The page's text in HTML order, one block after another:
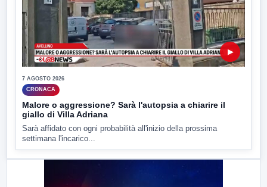
▶
7 AGOSTO 2026
CRONACA
Malore o aggressione? Sarà l'autopsia a chiarire il
giallo di Villa Adriana
Sarà affidato con ogni probabilità all'inizio della prossima
settimana l'incarico...